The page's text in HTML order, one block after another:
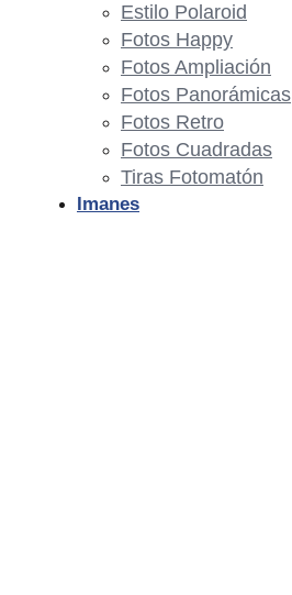
Estilo Polaroid
Fotos Happy
Fotos Ampliación
Fotos Panorámicas
Fotos Retro
Fotos Cuadradas
Tiras Fotomatón
Imanes